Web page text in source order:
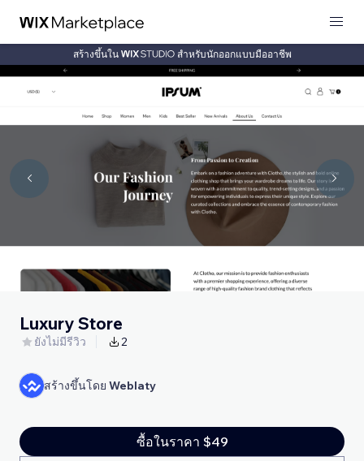
สร้างขึ้นใน สำหรับนักออกแบบมืออาชีพ
Luxury Store
ยังไม่มีรีวิว 2
สร้างขึ้นโดย Weblaty
ซื้อในราคา $49